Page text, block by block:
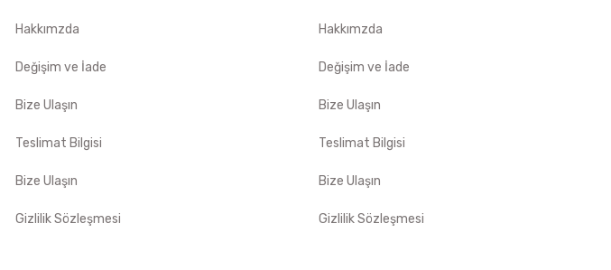
Hakkımzda
Değişim ve İade
Bize Ulaşın
Teslimat Bilgisi
Bize Ulaşın
Gizlilik Sözleşmesi
Hakkımzda
Değişim ve İade
Bize Ulaşın
Teslimat Bilgisi
Bize Ulaşın
Gizlilik Sözleşmesi